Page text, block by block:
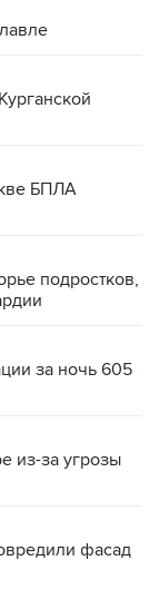
БПЛА
подростков,
за ночь 605
из-за угрозы
фасад